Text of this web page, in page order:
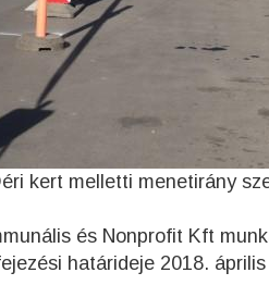
kert melletti menetirány
és Nonprofit Kft
határideje 2018. április